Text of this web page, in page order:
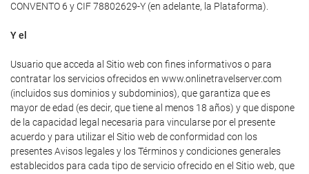
CONVENTO 6 y CIF 78802629-Y (en adelante, la Plataforma).
Y el
Usuario que acceda al Sitio web con fines informativos o para
contratar los servicios ofrecidos en www.onlinetravelserver.com
(incluidos sus dominios y subdominios), que garantiza que es
mayor de edad (es decir, que tiene al menos 18 años) y que dispone
de la capacidad legal necesaria para vincularse por el presente
acuerdo y para utilizar el Sitio web de conformidad con los
presentes Avisos legales y los Términos y condiciones generales
establecidos para cada tipo de servicio ofrecido en el Sitio web, que